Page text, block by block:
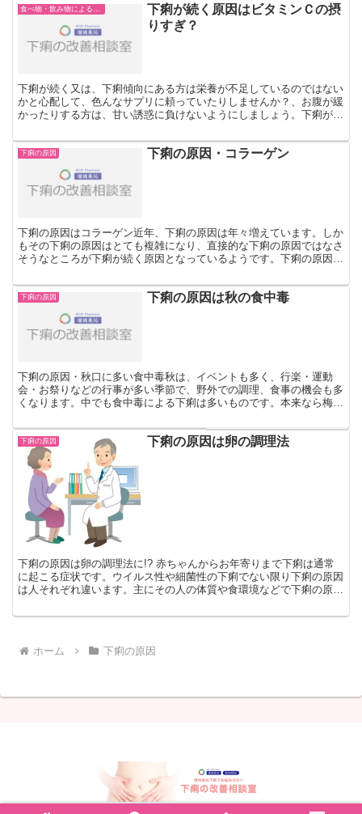
下痢が続く原因はビタミンＣの摂
りすぎ？
下痢が続く又は、下痢傾向にある方は栄養が不足しているのではない
かと心配して、色んなサプリに頼っていたりしませんか？、お腹が緩
かったりする方は、甘い誘惑に負けないようにしましょう。下痢が続
下痢の原因 下痢の原因・コラーゲン
下痢の原因はコラーゲン近年、下痢の原因は年々増えています。しか
もその下痢の原因はとても複雑になり、直接的な下痢の原因ではなさ
そうなところが下痢が続く原因となっているようです。下痢の原因を
下痢の原因 下痢の原因は秋の食中毒
下痢の原因・秋口に多い食中毒秋は、イベントも多く、行楽・運動
会・お祭りなどの行事が多い季節で、野外での調理、食事の機会も多
くなります。中でも食中毒による下痢は多いものです。本来なら梅雨
下痢の原因 下痢の原因は卵の調理法
下痢の原因は卵の調理法に!? 赤ちゃんからお年寄りまで下痢は通常
に起こる症状です。ウイルス性や細菌性の下痢でない限り下痢の原因
は人それぞれ違います。主にその人の体質や食環境などで下痢の原因
ホーム 下痢の原因